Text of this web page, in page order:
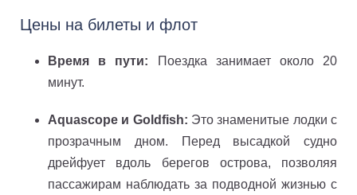
Цены на билеты и флот
Время в пути: Поездка занимает около 20
минут.
Aquascope и Goldfish: Это знаменитые лодки с
прозрачным дном. Перед высадкой судно
дрейфует вдоль берегов острова, позволяя
пассажирам наблюдать за подводной жизнью с